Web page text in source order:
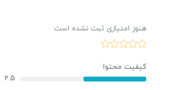
هنوز امتیازی ثبت نشده است
کیفیت محتوا
2.5